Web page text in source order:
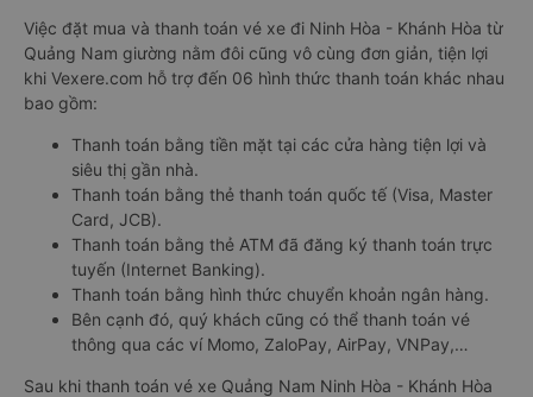
Việc đặt mua và thanh toán vé xe đi Ninh Hòa - Khánh Hòa từ
Quảng Nam giường nằm đôi cũng vô cùng đơn giản, tiện lợi
khi Vexere.com hỗ trợ đến 06 hình thức thanh toán khác nhau
bao gồm:
Thanh toán bằng tiền mặt tại các cửa hàng tiện lợi và
siêu thị gần nhà.
Thanh toán bằng thẻ thanh toán quốc tế (Visa, Master
Card, JCB).
Thanh toán bằng thẻ ATM đã đăng ký thanh toán trực
tuyến (Internet Banking).
Thanh toán bằng hình thức chuyển khoản ngân hàng.
Bên cạnh đó, quý khách cũng có thể thanh toán vé
thông qua các ví Momo, ZaloPay, AirPay, VNPay,…
Sau khi thanh toán vé xe Quảng Nam Ninh Hòa - Khánh Hòa